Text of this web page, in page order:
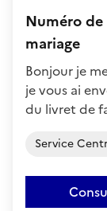
Numéro
mariage
Bonjour je
je vous ai
du livret de
Service